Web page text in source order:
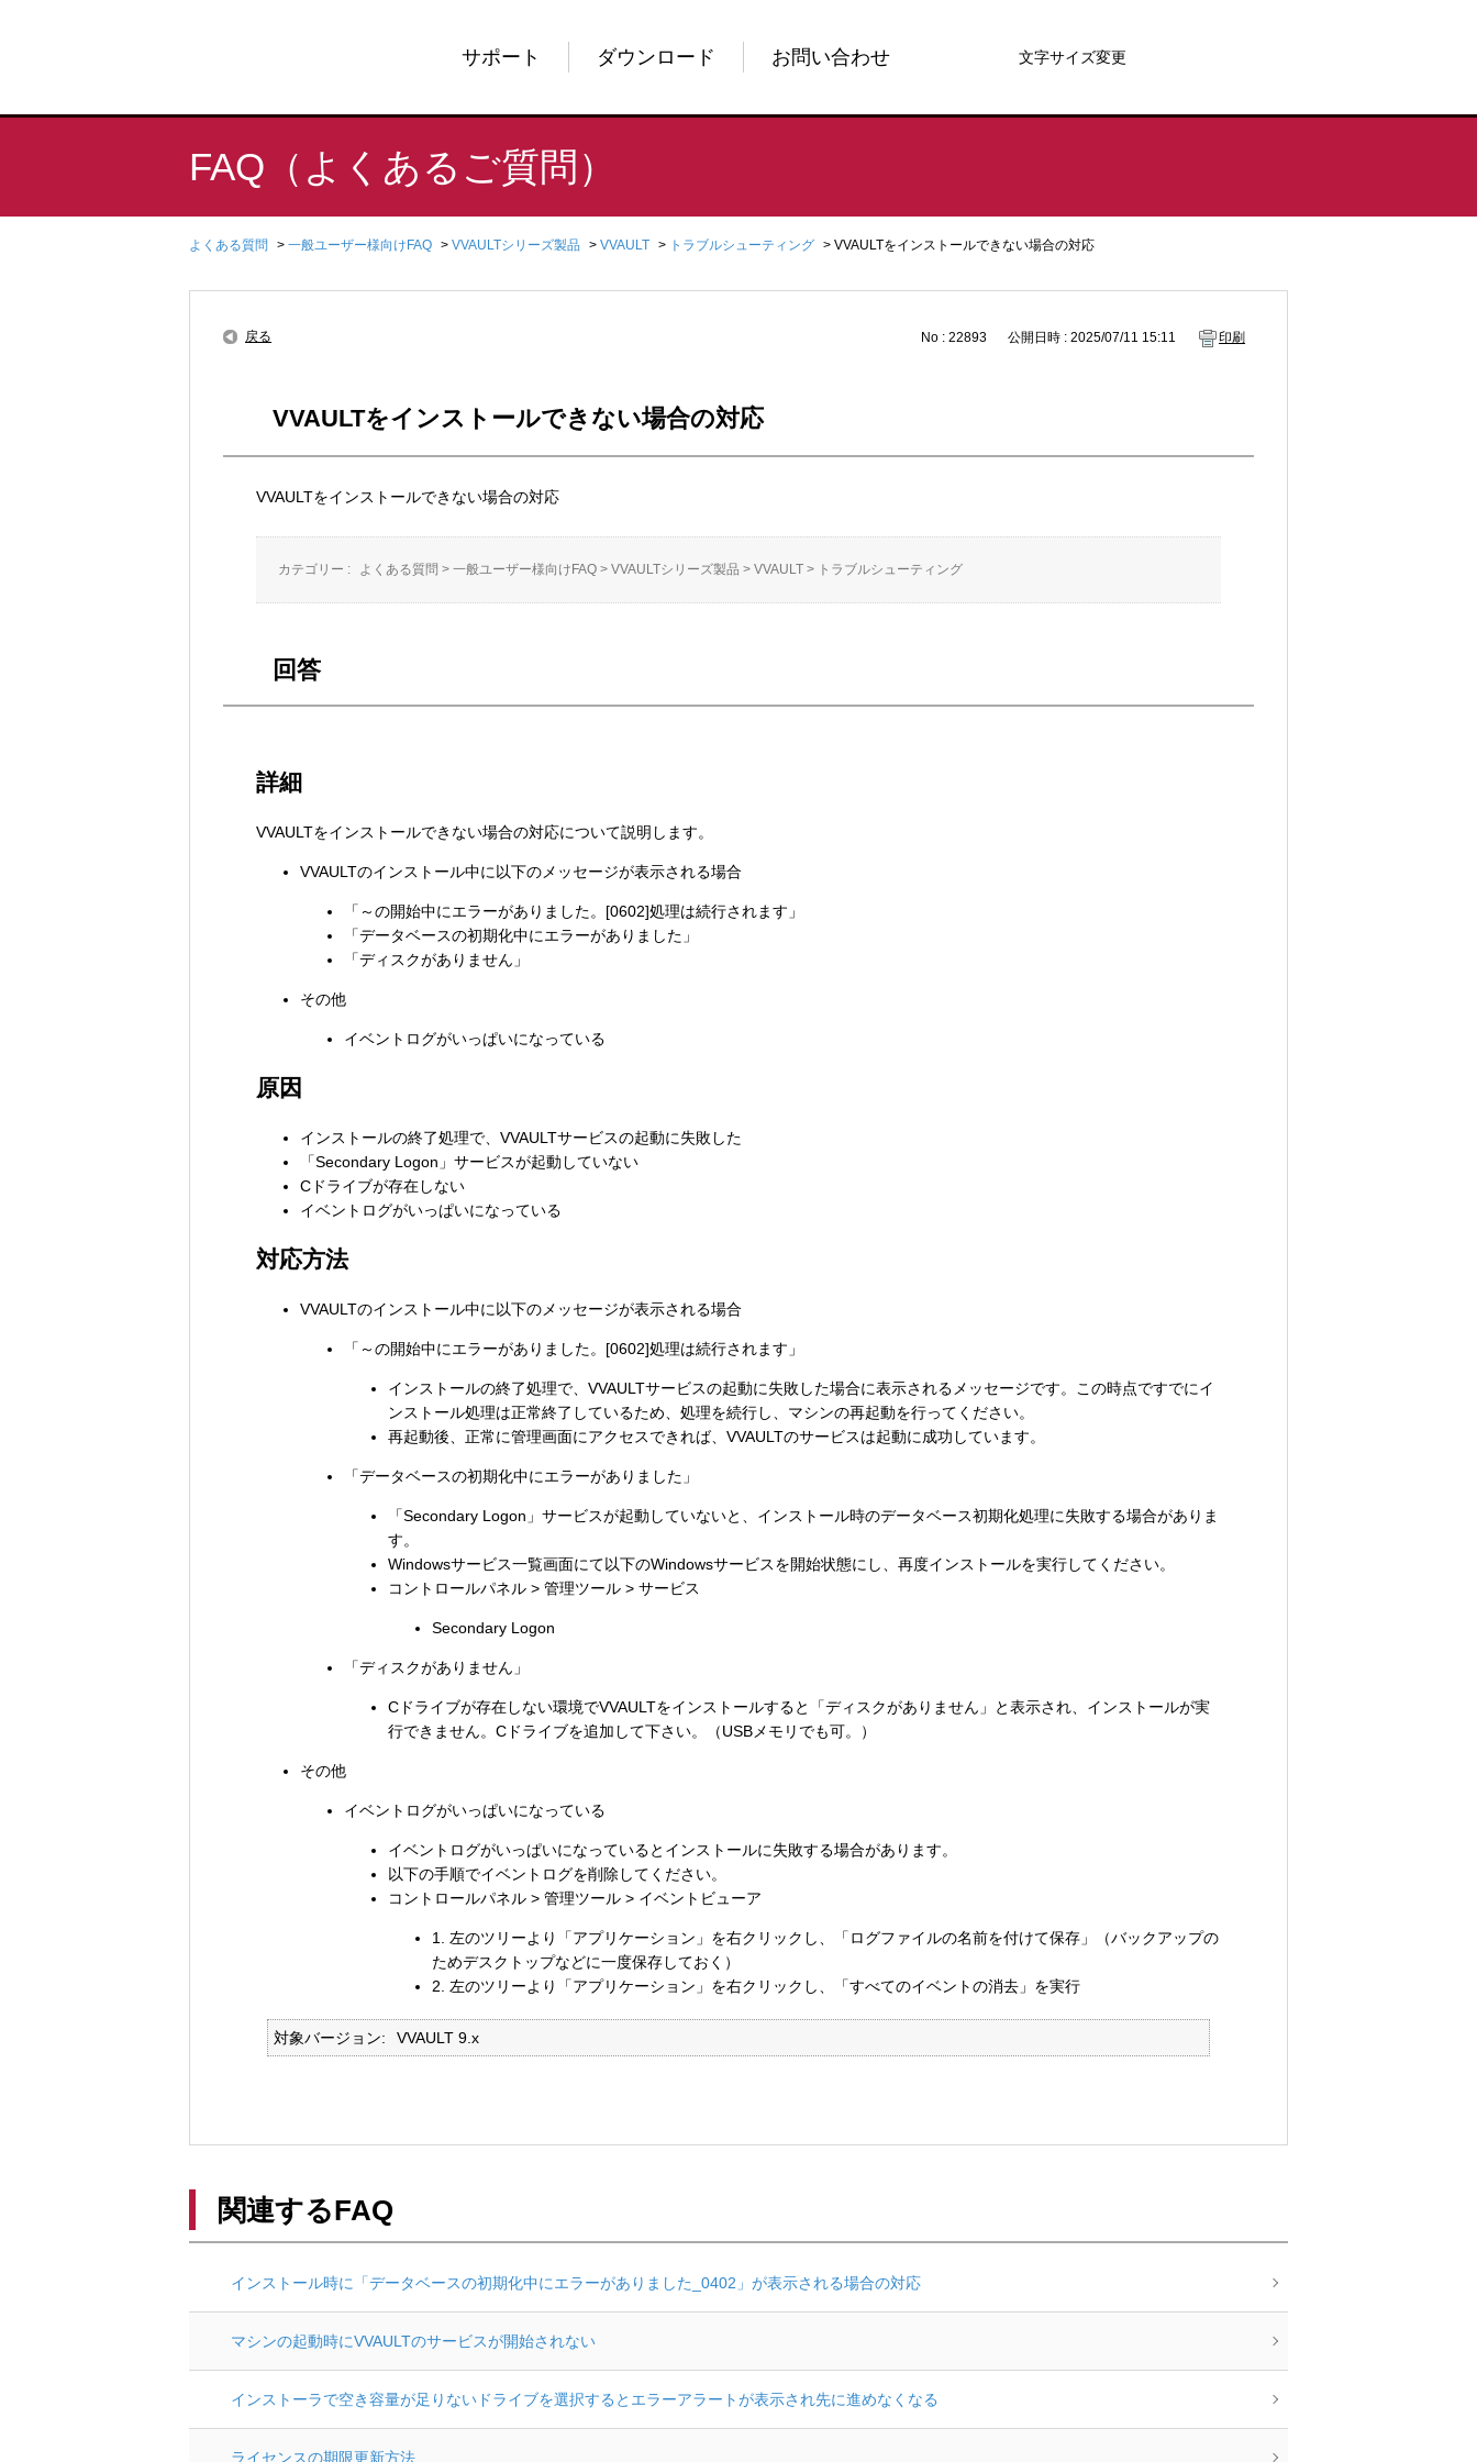
サポート ダウンロード お問い合わせ 文字サイズ変更
FAQ（よくあるご質問）
よくある質問 > 一般ユーザー様向けFAQ > VVAULTシリーズ製品 > VVAULT > トラブルシューティング > VVAULTをインストールできない場合の対応
戻る No : 22893 公開日時 : 2025/07/11 15:11 印刷
VVAULTをインストールできない場合の対応
VVAULTをインストールできない場合の対応
カテゴリー : よくある質問 > 一般ユーザー様向けFAQ > VVAULTシリーズ製品 > VVAULT > トラブルシューティング
回答
詳細
VVAULTをインストールできない場合の対応について説明します。
VVAULTのインストール中に以下のメッセージが表示される場合
「～の開始中にエラーがありました。[0602]処理は続行されます」
「データベースの初期化中にエラーがありました」
「ディスクがありません」
その他
イベントログがいっぱいになっている
原因
インストールの終了処理で、VVAULTサービスの起動に失敗した
「Secondary Logon」サービスが起動していない
Cドライブが存在しない
イベントログがいっぱいになっている
対応方法
VVAULTのインストール中に以下のメッセージが表示される場合
「～の開始中にエラーがありました。[0602]処理は続行されます」
インストールの終了処理で、VVAULTサービスの起動に失敗した場合に表示されるメッセージです。この時点ですでにイ
ンストール処理は正常終了しているため、処理を続行し、マシンの再起動を行ってください。
再起動後、正常に管理画面にアクセスできれば、VVAULTのサービスは起動に成功しています。
「データベースの初期化中にエラーがありました」
「Secondary Logon」サービスが起動していないと、インストール時のデータベース初期化処理に失敗する場合がありま
す。
Windowsサービス一覧画面にて以下のWindowsサービスを開始状態にし、再度インストールを実行してください。
コントロールパネル > 管理ツール > サービス
Secondary Logon
「ディスクがありません」
Cドライブが存在しない環境でVVAULTをインストールすると「ディスクがありません」と表示され、インストールが実
行できません。Cドライブを追加して下さい。（USBメモリでも可。）
その他
イベントログがいっぱいになっている
イベントログがいっぱいになっているとインストールに失敗する場合があります。
以下の手順でイベントログを削除してください。
コントロールパネル > 管理ツール > イベントビューア
1. 左のツリーより「アプリケーション」を右クリックし、「ログファイルの名前を付けて保存」（バックアップの
ためデスクトップなどに一度保存しておく）
2. 左のツリーより「アプリケーション」を右クリックし、「すべてのイベントの消去」を実行
対象バージョン VVAULT 9.x
関連するFAQ
インストール時に「データベースの初期化中にエラーがありました_0402」が表示される場合の対応
マシンの起動時にVVAULTのサービスが開始されない
インストーラで空き容量が足りないドライブを選択するとエラーアラートが表示され先に進めなくなる
ライセンスの期限更新方法